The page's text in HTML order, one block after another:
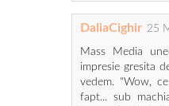
DaliaCighir 25
Mass Media
impresie gresita
vedem. "Wow,
fapt... sub